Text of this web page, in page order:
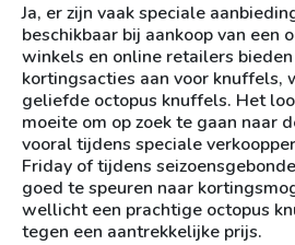
Ja, er zijn vaak speciale
beschikbaar bij aankoop van een
winkels en online retailers
kortingsacties aan voor knuffels,
geliefde octopus knuffels. Het
moeite om op zoek te gaan naar
vooral tijdens speciale
Friday of tijdens
goed te speuren naar
wellicht een prachtige octopus
tegen een aantrekkelijke prijs.